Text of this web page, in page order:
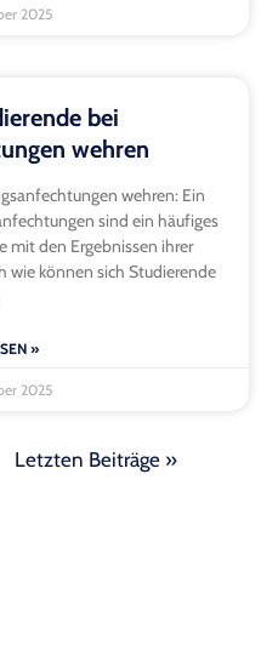
2025
bei
wehren
wehren: Ein
sind ein häufiges
mit den Ergebnissen ihrer
wie können sich Studierende
»
2025
Letzten Beiträge »